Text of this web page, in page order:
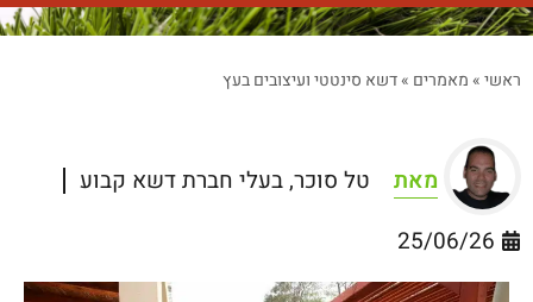
ראשי»מאמרים »דשא סינטטי ועיצובים בעץ
מאת
טל סוכר, בעלי חברת דשא קבוע
25/06/26